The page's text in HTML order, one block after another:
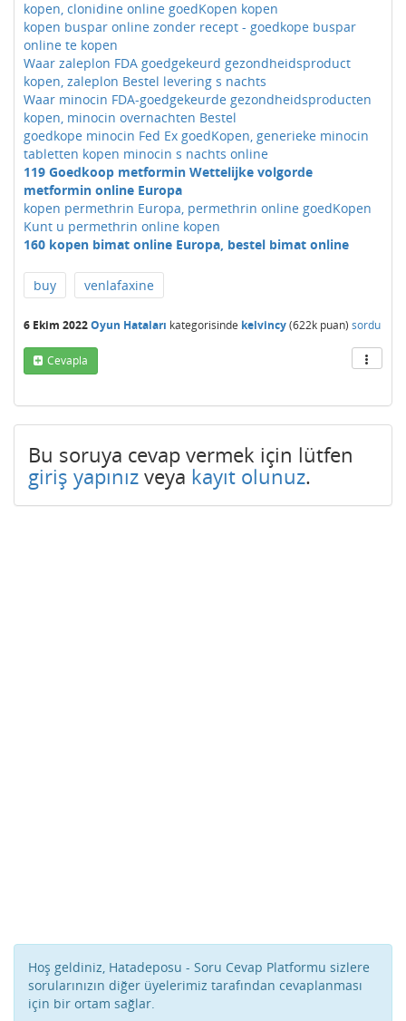
kopen, clonidine online goedKopen kopen
kopen buspar online zonder recept - goedkope buspar
online te kopen
Waar zaleplon FDA goedgekeurd gezondheidsproduct
kopen, zaleplon Bestel levering s nachts
Waar minocin FDA-goedgekeurde gezondheidsproducten
kopen, minocin overnachten Bestel
goedkope minocin Fed Ex goedKopen, generieke minocin
tabletten kopen minocin s nachts online
119 Goedkoop metformin Wettelijke volgorde
metformin online Europa
kopen permethrin Europa, permethrin online goedKopen
Kunt u permethrin online kopen
160 kopen bimat online Europa, bestel bimat online
buy venlafaxine
6 Ekim 2022Oyun Hataları kategorisinde kelvincy(622k puan) sordu
Cevapla
Bu soruya cevap vermek için lütfen
giriş yapınız veya kayıt olunuz.
Hoş geldiniz, Hatadeposu - Soru Cevap Platformu sizlere
sorularınızın diğer üyelerimiz tarafından cevaplanması
için bir ortam sağlar.